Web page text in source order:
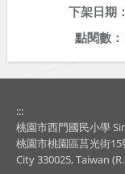
下架日期：
點閱數：
:::
桃園市西門國民小學
桃園市桃園區莒光街
City 330025, Taiwan